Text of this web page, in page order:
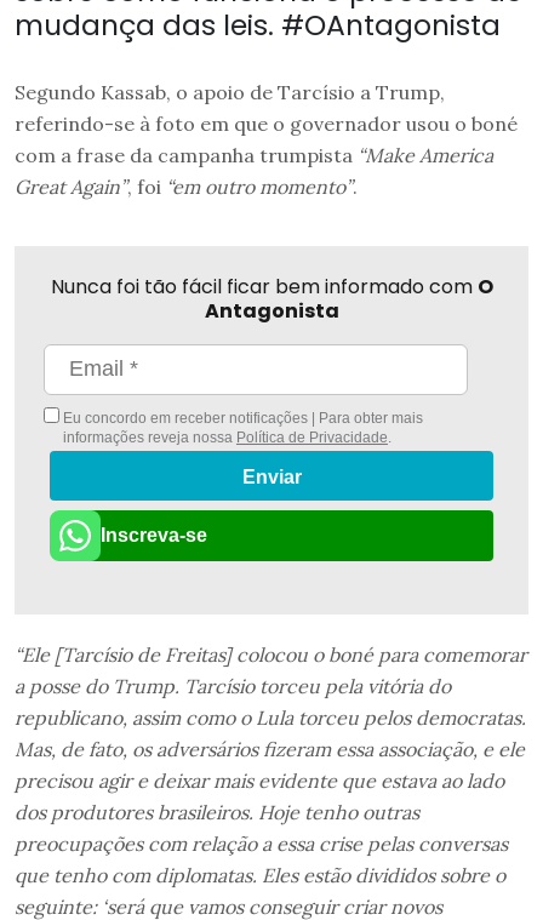
mudança das leis. #OAntagonista
Segundo Kassab, o apoio de Tarcísio a Trump,
referindo-se à foto em que o governador usou o boné
com a frase da campanha trumpista “Make America
Great Again”, foi “em outro momento”.
Nunca foi tão fácil ficar bem informado com O
Antagonista
Eu concordo em receber notificações | Para obter mais
informações reveja nossa Política de Privacidade
Enviar
Inscreva-se
“Ele [Tarcísio de Freitas] colocou o boné para comemorar
a posse do Trump. Tarcísio torceu pela vitória do
republicano, assim como o Lula torceu pelos democratas.
Mas, de fato, os adversários fizeram essa associação, e ele
precisou agir e deixar mais evidente que estava ao lado
dos produtores brasileiros. Hoje tenho outras
preocupações com relação a essa crise pelas conversas
que tenho com diplomatas. Eles estão divididos sobre o
seguinte: ‘será que vamos conseguir criar novos